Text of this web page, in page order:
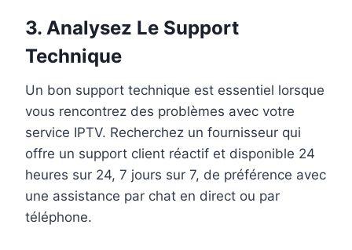
3. Analysez Le Support
Technique
Un bon support technique est essentiel lorsque
vous rencontrez des problèmes avec votre
service IPTV. Recherchez un fournisseur qui
offre un support client réactif et disponible 24
heures sur 24, 7 jours sur 7, de préférence avec
une assistance par chat en direct ou par
téléphone.